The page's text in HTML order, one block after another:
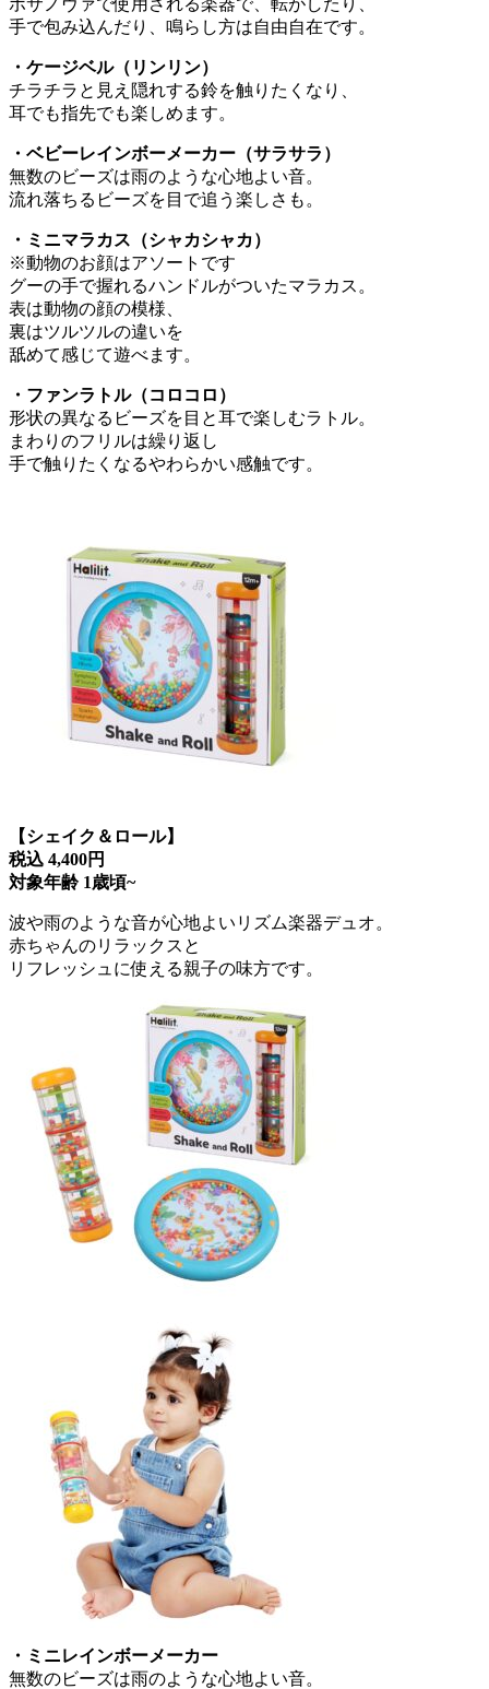
手で包み込んだり、鳴らし方は自由自在です。
・ケージベル（リンリン）
チラチラと見え隠れする鈴を触りたくなり、
耳でも指先でも楽しめます。
・ベビーレインボーメーカー（サラサラ）
無数のビーズは雨のような心地よい音。
流れ落ちるビーズを目で追う楽しさも。
・ミニマラカス（シャカシャカ）
※動物のお顔はアソートです
グーの手で握れるハンドルがついたマラカス。
表は動物の顔の模様、
裏はツルツルの違いを
舐めて感じて遊べます。
・ファンラトル（コロコロ）
形状の異なるビーズを目と耳で楽しむラトル。
まわりのフリルは繰り返し
手で触りたくなるやわらかい感触です。
【シェイク＆ロール】
税込 4,400円
対象年齢 1歳頃~
波や雨のような音が心地よいリズム楽器デュオ。
赤ちゃんのリラックスと
リフレッシュに使える親子の味方です。
・ミニレインボーメーカー
無数のビーズは雨のような心地よい音。